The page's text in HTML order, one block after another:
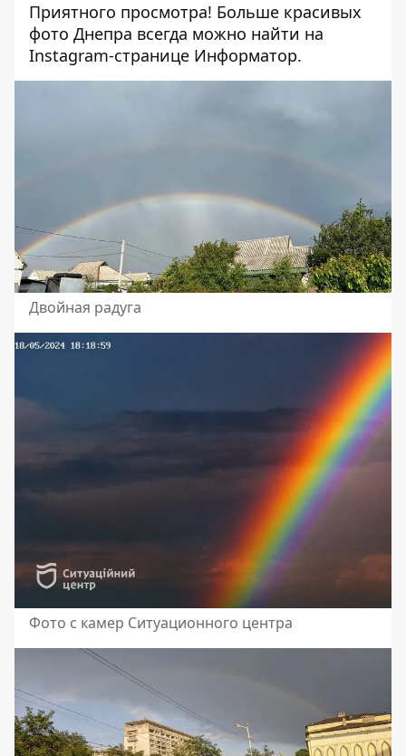
Приятного просмотра! Больше красивых
фото Днепра всегда можно найти на
Instagram-странице Информатор.
Двойная радуга
Фото с камер Ситуационного центра